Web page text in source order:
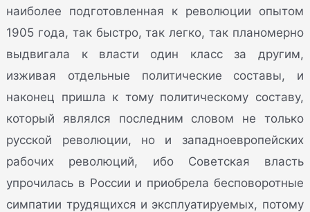
наиболее подготовленная к революции опытом
1905 года, так быстро, так легко, так планомерно
выдвигала к власти один класс за другим,
изживая отдельные политические составы, и
наконец пришла к тому политическому составу,
который являлся последним словом не только
русской революции, но и западноевропейских
рабочих революций, ибо Советская власть
упрочилась в России и приобрела бесповоротные
симпатии трудящихся и эксплуатируемых, потому